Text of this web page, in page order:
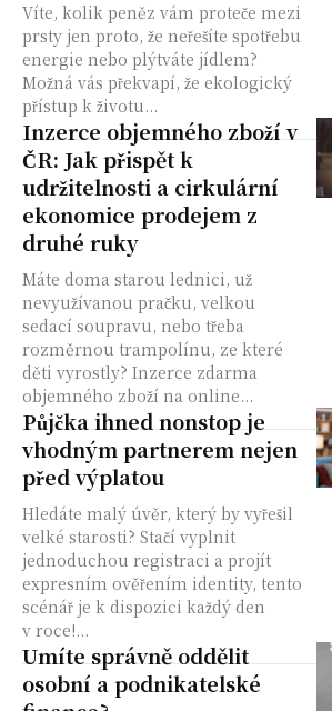
Víte, kolik peněz vám proteče mezi
prsty jen proto, že neřešíte spotřebu
energie nebo plýtváte jídlem?
Možná vás překvapí, že ekologický
přístup k životu...
Inzerce objemného zboží v
ČR: Jak přispět k
udržitelnosti a cirkulární
ekonomice prodejem z
druhé ruky
Máte doma starou lednici, už
nevyužívanou pračku, velkou
sedací soupravu, nebo třeba
rozměrnou trampolínu, ze které
děti vyrostly? Inzerce zdarma
objemného zboží na online...
Půjčka ihned nonstop je
vhodným partnerem nejen
před výplatou
Hledáte malý úvěr, který by vyřešil
velké starosti? Stačí vyplnit
jednoduchou registraci a projít
expresním ověřením identity, tento
scénář je k dispozici každý den
v roce!...
Umíte správně oddělit
osobní a podnikatelské